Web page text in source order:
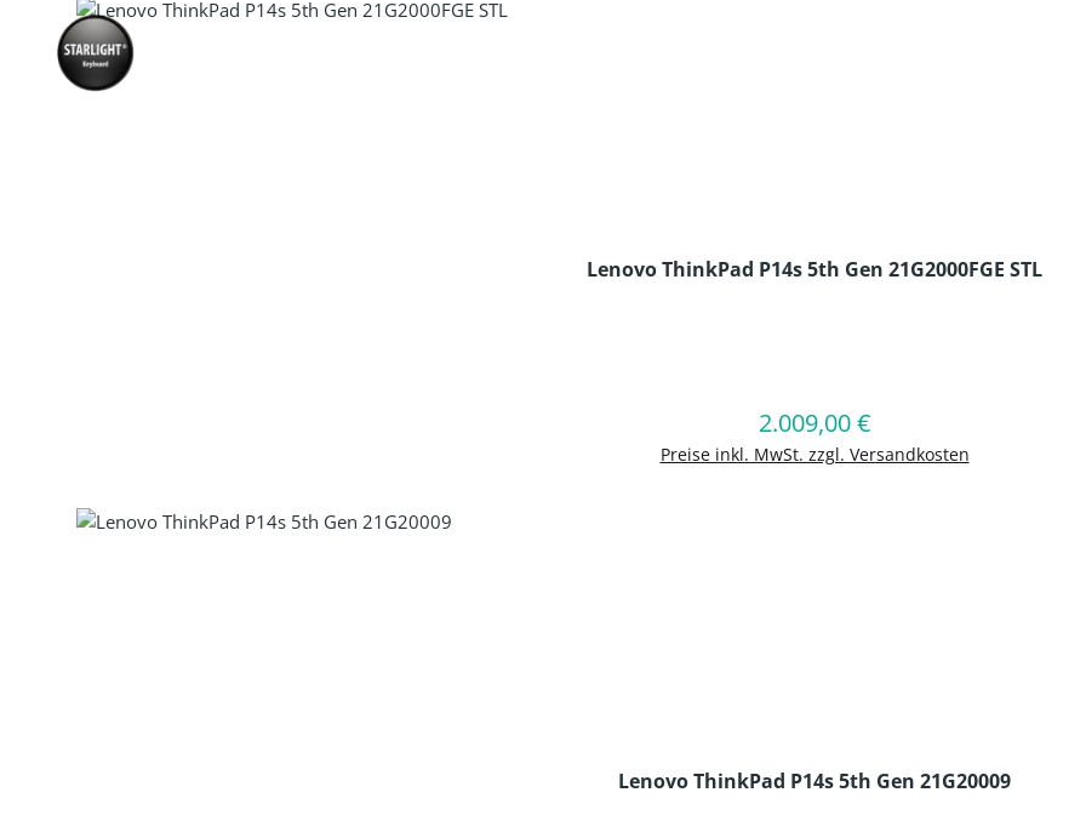
Lenovo ThinkPad P14s 5th Gen 21G2000FGE STL
Regulärer Preis:
2.009,00 €
Preise inkl. MwSt. zzgl. Versandkosten
In den Warenkorb
Lenovo ThinkPad P14s 5th Gen 21G20009